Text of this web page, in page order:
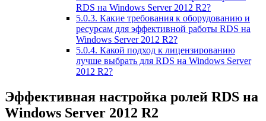
RDS на Windows Server 2012 R2?
5.0.3. Какие требования к оборудованию и
ресурсам для эффективной работы RDS на
Windows Server 2012 R2?
5.0.4. Какой подход к лицензированию
лучше выбрать для RDS на Windows Server
2012 R2?
Эффективная настройка ролей RDS на
Windows Server 2012 R2